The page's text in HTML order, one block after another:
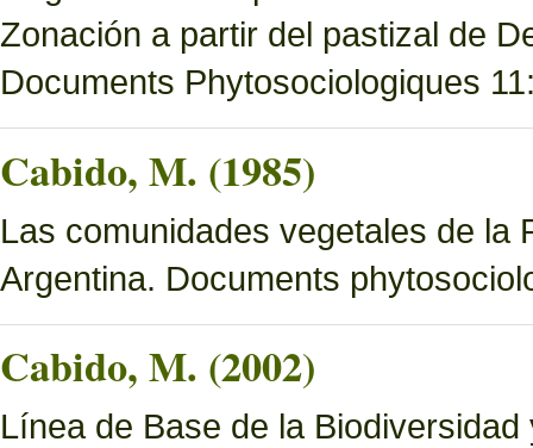
Zonación a partir del pastizal de
Documents Phytosociologiques
Cabido, M. (1985)
Las comunidades vegetales de la
Argentina. Documents
Cabido, M. (2002)
Línea de Base de la